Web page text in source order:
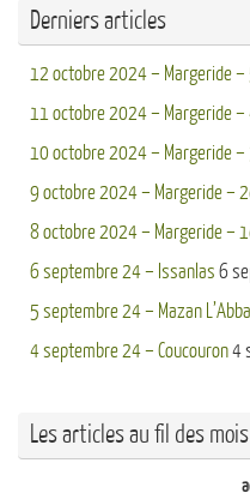
Derniers articles
12 octobre 2024 – Margeride
11 octobre 2024 – Margeride
10 octobre 2024 – Margeride
9 octobre 2024 – Margeride –
8 octobre 2024 – Margeride –
6 septembre 24 – Issanlas 6
5 septembre 24 – Mazan
4 septembre 24 – Coucouron4
Les articles au fil des mois